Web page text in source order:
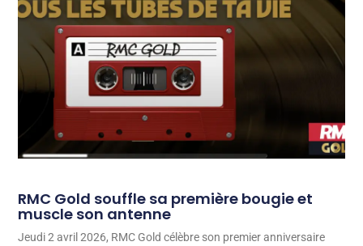
RMC Gold souffle sa première bougie et
muscle son antenne
Jeudi 2 avril 2026, RMC Gold célèbre son premier anniversaire